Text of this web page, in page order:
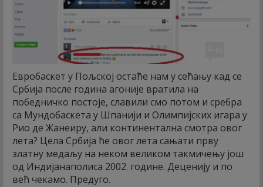
Евробаскет у Пољској остаће нам у сећању кад се
Србија после година агоније вратила на
победничко постоје, славили смо потом и сребра
са Мундобаскета у Шпанији и Олимпијских игара у
Рио де Жанеиру, али континентална смотра овог
лета? Цела Србија ће овог лета сањати прву
златну медаљу на неком великом такмичењу још
од Индијанаполиса 2002. године. Деценију и по
већ чекамо. Предуго.